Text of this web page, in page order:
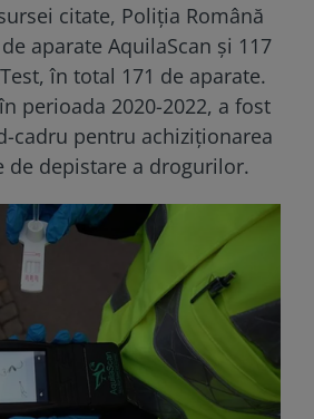
citate, Poliția Română
aparate AquilaScan și 117
în total 171 de aparate.
perioada 2020-2022, a fost
cadru pentru achiziționarea
de depistare a drogurilor.